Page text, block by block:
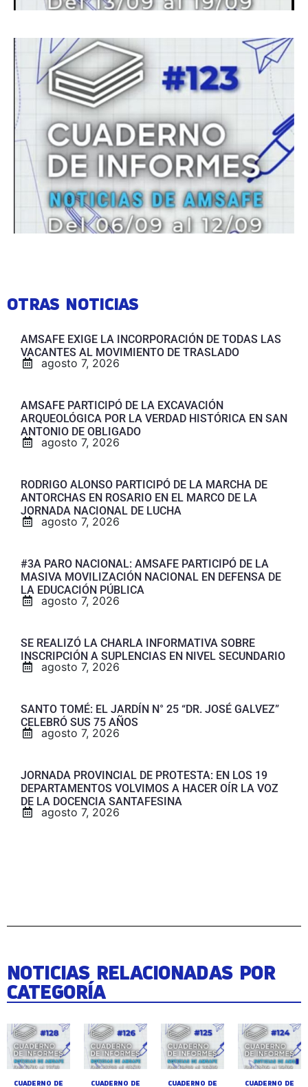
OTRAS NOTICIAS
AMSAFE EXIGE LA INCORPORACIÓN DE TODAS LAS
VACANTES AL MOVIMIENTO DE TRASLADO
agosto 7, 2026
AMSAFE PARTICIPÓ DE LA EXCAVACIÓN
ARQUEOLÓGICA POR LA VERDAD HISTÓRICA EN SAN
ANTONIO DE OBLIGADO
agosto 7, 2026
RODRIGO ALONSO PARTICIPÓ DE LA MARCHA DE
ANTORCHAS EN ROSARIO EN EL MARCO DE LA
JORNADA NACIONAL DE LUCHA
agosto 7, 2026
#3A PARO NACIONAL: AMSAFE PARTICIPÓ DE LA
MASIVA MOVILIZACIÓN NACIONAL EN DEFENSA DE
LA EDUCACIÓN PÚBLICA
agosto 7, 2026
SE REALIZÓ LA CHARLA INFORMATIVA SOBRE
INSCRIPCIÓN A SUPLENCIAS EN NIVEL SECUNDARIO
agosto 7, 2026
SANTO TOMÉ: EL JARDÍN N° 25 “DR. JOSÉ GALVEZ”
CELEBRÓ SUS 75 AÑOS
agosto 7, 2026
JORNADA PROVINCIAL DE PROTESTA: EN LOS 19
DEPARTAMENTOS VOLVIMOS A HACER OÍR LA VOZ
DE LA DOCENCIA SANTAFESINA
agosto 7, 2026
NOTICIAS RELACIONADAS POR
CATEGORÍA
CUADERNO DE CUADERNO DE CUADERNO DE CUADERNO DE